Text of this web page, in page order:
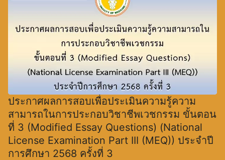
ประกาศผลการสอบเพื่อประเมินความรู้ความ
สามารถในการประกอบวิชาชีพเวชกรรม ขั้นตอน
ที่ 3 (Modified Essay Questions) (National
License Examination Part III (MEQ)) ประจำปี
การศึกษา 2568 ครั้งที่ 3